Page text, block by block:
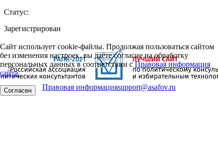
Статус:
Зарегистрирован
Сайт использует cookie-файлы. Продолжая пользоваться сайтом
без изменения настроек, вы даёте согласие на обработку
персональных данных в соответствии сПравовая информация
сайта.
Согласен Правовая информацияsupport@asafov.ru